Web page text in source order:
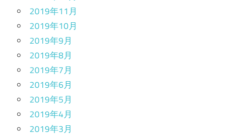
2019年11月
2019年10月
2019年9月
2019年8月
2019年7月
2019年6月
2019年5月
2019年4月
2019年3月